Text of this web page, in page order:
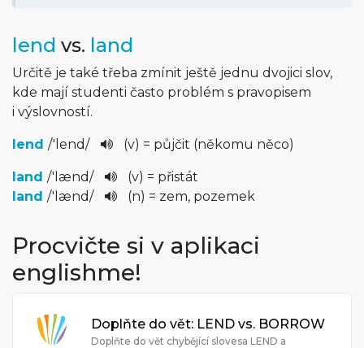
lend vs. land
Určitě je také třeba zmínit ještě jednu dvojici slov,
kde mají studenti často problém s pravopisem
i výslovností.
lend /'lend/ (v) = půjčit (někomu něco)
land /'lænd/
(v) = přistát
land /'lænd/ (n) = zem, pozemek
Procvičte si v aplikaci
englishme!
Doplňte do vět: LEND vs. BORROW
Doplňte do vět chybějící slovesa LEND a